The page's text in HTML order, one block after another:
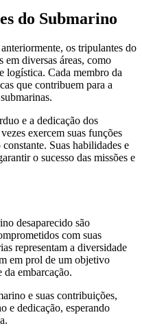
do Submarino
os tripulantes do
em diversas áreas, como
logística. Cada membro da
que contribuem para a
e a dedicação dos
exercem suas funções
Suas habilidades e
o sucesso das missões e
desaparecido são
com suas
representam a diversidade
em prol de um objetivo
da embarcação.
e suas contribuições,
e dedicação, esperando